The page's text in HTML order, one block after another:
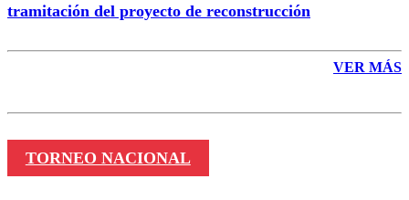
tramitación del proyecto de reconstrucción
VER MÁS
TORNEO NACIONAL